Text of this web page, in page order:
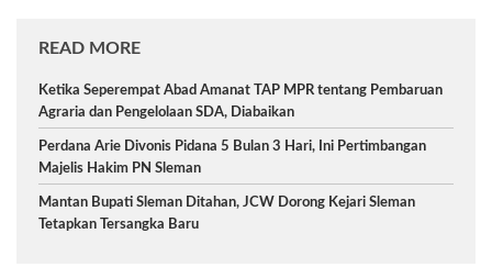
READ MORE
Ketika Seperempat Abad Amanat TAP MPR tentang Pembaruan
Agraria dan Pengelolaan SDA, Diabaikan
Perdana Arie Divonis Pidana 5 Bulan 3 Hari, Ini Pertimbangan
Majelis Hakim PN Sleman
Mantan Bupati Sleman Ditahan, JCW Dorong Kejari Sleman
Tetapkan Tersangka Baru